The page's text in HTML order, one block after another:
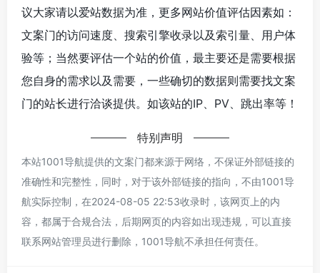
议大家请以爱站数据为准，更多网站价值评估因素如：
文案门的访问速度、搜索引擎收录以及索引量、用户体
验等；当然要评估一个站的价值，最主要还是需要根据
您自身的需求以及需要，一些确切的数据则需要找文案
门的站长进行洽谈提供。如该站的IP、PV、跳出率等！
特别声明
本站1001导航提供的文案门都来源于网络，不保证外部链接的
准确性和完整性，同时，对于该外部链接的指向，不由1001导
航实际控制，在2024-08-05 22:53收录时，该网页上的内
容，都属于合规合法，后期网页的内容如出现违规，可以直接
联系网站管理员进行删除，1001导航不承担任何责任。